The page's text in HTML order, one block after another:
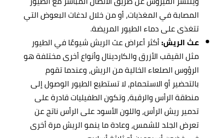
المصابة في المغذيات، أو من خلال لدغات البعوض التي
تتغذى على دماء الطيور المريضة.
عث الريش:أكثر أعراض عث الريش شيوعًا في الطيور
مثل القيقب الأزرق والكاردينال وأنواع أخرى مختلفة هو
الرؤوس الصلعاء الخالية من الريش، وعندما تقوم
بالتحضير أو الاستحمام، لا تستطيع الطيور الوصول إلى
منطقة الرأس والرقبة، وتكون الطفيليات قادرة على
تدمير ريش الرأس، واللون الأسود على الرأس ناتج عن
تعرض الجلد للشمس، وعادة ما ينمو الريش مرة أخرى